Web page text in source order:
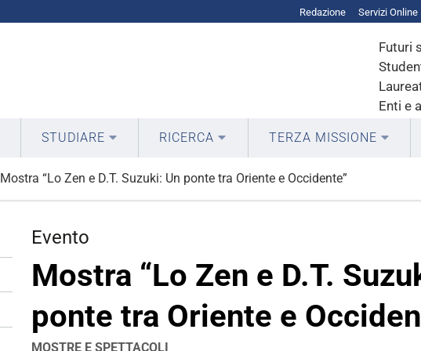
Redazione Servizi Online
Futuri
Enti e
STUDIARE RICERCA TERZA MISSIONE
Mostra “Lo Zen e D.T. Suzuki: Un ponte tra Oriente e Occidente”
Evento
Mostra “Lo Zen e D.T.
ponte tra Oriente e
MOSTRE E SPETTACOLI